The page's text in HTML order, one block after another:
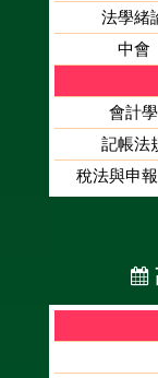
法學緒
中會
會計學
記帳法
稅法與申